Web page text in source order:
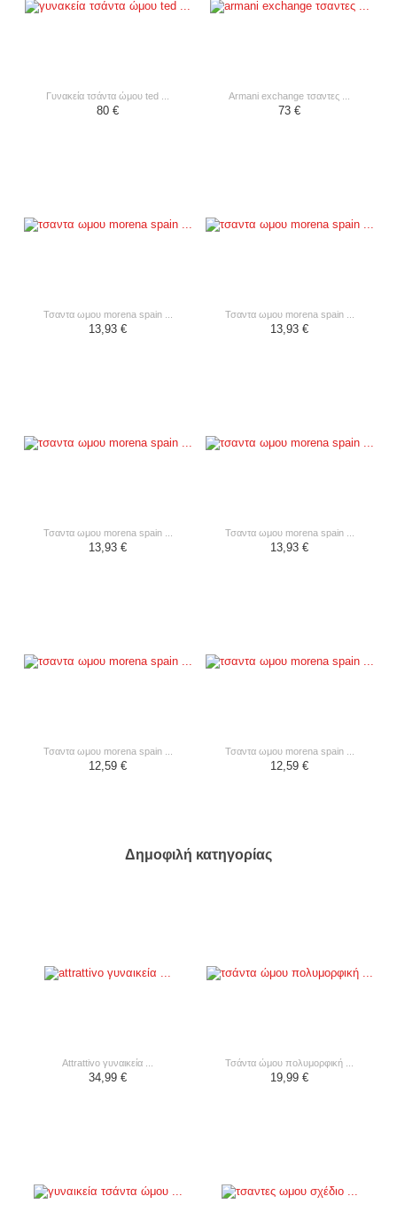
γυνακεία τσάντα ώμου ted ...
80 €
armani exchange τσαντες ...
73 €
τσαντα ωμου morena spain ...
13,93 €
τσαντα ωμου morena spain ...
13,93 €
τσαντα ωμου morena spain ...
13,93 €
τσαντα ωμου morena spain ...
13,93 €
τσαντα ωμου morena spain ...
12,59 €
τσαντα ωμου morena spain ...
12,59 €
Δημοφιλή κατηγορίας
attrattivo γυναικεία ...
34,99 €
τσάντα ώμου πολυμορφική ...
19,99 €